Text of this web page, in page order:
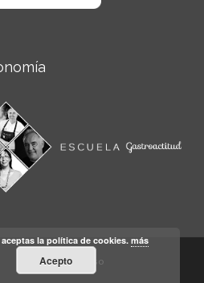
Condiciones de Uso
la política de cookies.más
Acepto